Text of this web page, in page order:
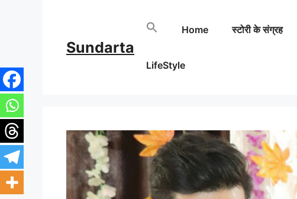
content
Sundarta
Home स्टोरी के संग्रह
LifeStyle